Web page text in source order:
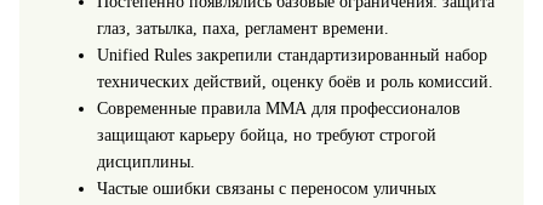
глаз, затылка, паха, регламент времени.
Unified Rules закрепили стандартизированный набор
технических действий, оценку боёв и роль комиссий.
Современные правила ММА для профессионалов
защищают карьеру бойца, но требуют строгой
дисциплины.
Частые ошибки связаны с переносом уличных